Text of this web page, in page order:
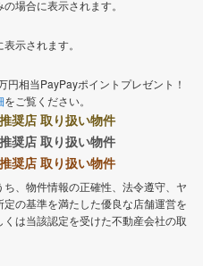
場合に表示されます。
示されます。
円相当PayPayポイントプレゼント！
をご覧ください。
奨店 取り扱い物件
奨店 取り扱い物件
奨店 取り扱い物件
、物件情報の正確性、法令遵守、ヤ
の基準を満たした優良な店舗運営を
は当該認定を受けた不動産会社の取